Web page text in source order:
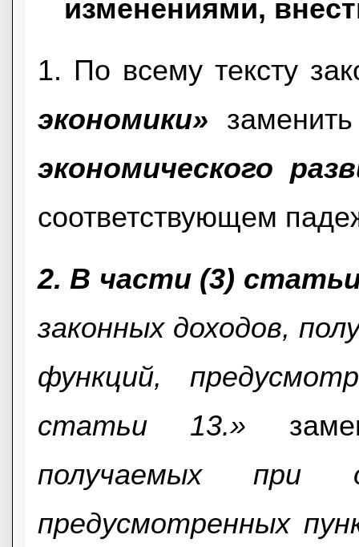
изменениями,
1. По всему тексту
экономики»
экономического
соответствующем
2. В части (3)
законных доходов,
функций,
статьи 13.»
получаемых при
предусмотренных